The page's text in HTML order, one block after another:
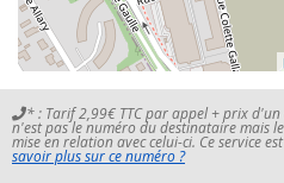
* : Tarif 2,99€ TTC par appel + prix
n'est pas le numéro du destinataire mais
mise en relation avec celui-ci. Ce service
savoir plus sur ce numéro ?